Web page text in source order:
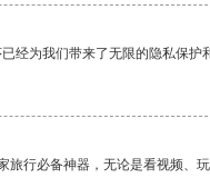
经为我们带来了无限的隐私保护
旅行必备神器，无论是看视频、